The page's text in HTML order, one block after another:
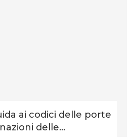
ai codici delle porte
delle...